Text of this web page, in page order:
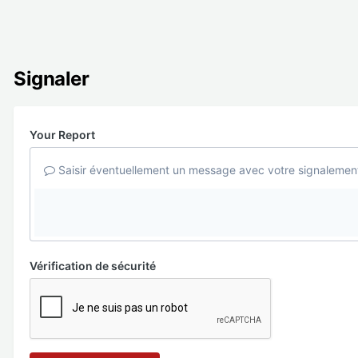
Signaler
Your Report
Saisir éventuellement un message avec votre
Vérification de sécurité